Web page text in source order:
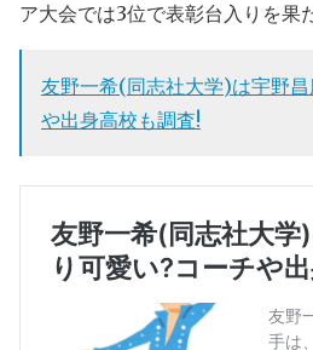
ア大会では3位で表彰台入りを果
友野一希(同志社大学)は宇野
や出身高校も調査!